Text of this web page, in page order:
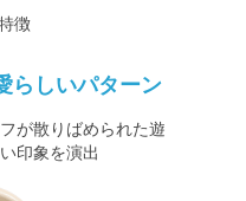
徴
らしいパターン
が散りばめられた遊
印象を演出